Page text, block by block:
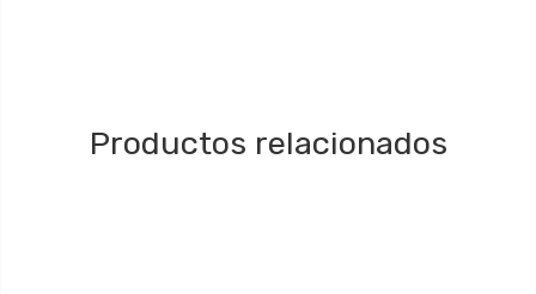
Productos relacionados